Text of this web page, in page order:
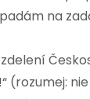
na
(rozumej: